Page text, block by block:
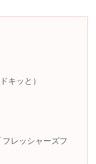
キッと）
レッシャーズフ